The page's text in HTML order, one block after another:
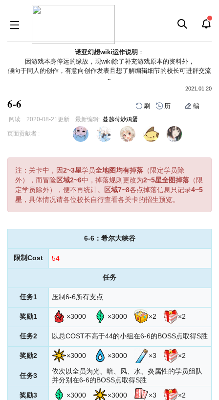
诺亚幻想wiki运作说明 ：
因游戏本身停运的缘故，现wiki除了补充游戏原本的资料外，
倾向于同人的创作，有意向创作发表且想了解编辑细节的校长可进群交流
~
2021.01.20
6-6 刷 历 编
阅读 2020-08-21更新 最新编辑: 蔓越莓炒鸡蛋
跳
航
跳
索
页面贡献者 :
注：关卡中，因2~3星学员全地图均有掉落 （限定学员除
外），而冒险区域2~6中，掉落规则更改为2~5星全图掉落 （限
定学员除外），便不再统计。
区域7~8各点掉落信息只记录4~5
星 ，具体情况请各位校长自行查看各关卡的招生预览。
6-6：希尔大峡谷
限制Cost 54
任务
任务1 压制6-6所有支点
奖励1 ×3000 ×3000 ×2 ×2
任务2 以总COST不高于44的小组在6-6的BOSS点取得S胜
奖励2 ×3000 ×3000 ×3 ×2
任务3
依次以全员为光、暗、风、水、炎属性的学员组队
并分别在6-6的BOSS点取得S胜
奖励3
×3000 ×3000 ×3 ×2